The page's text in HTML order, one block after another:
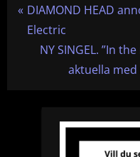
P
r
DIAMOND HEAD
Electric
N
NY SINGEL. ”In
aktuella